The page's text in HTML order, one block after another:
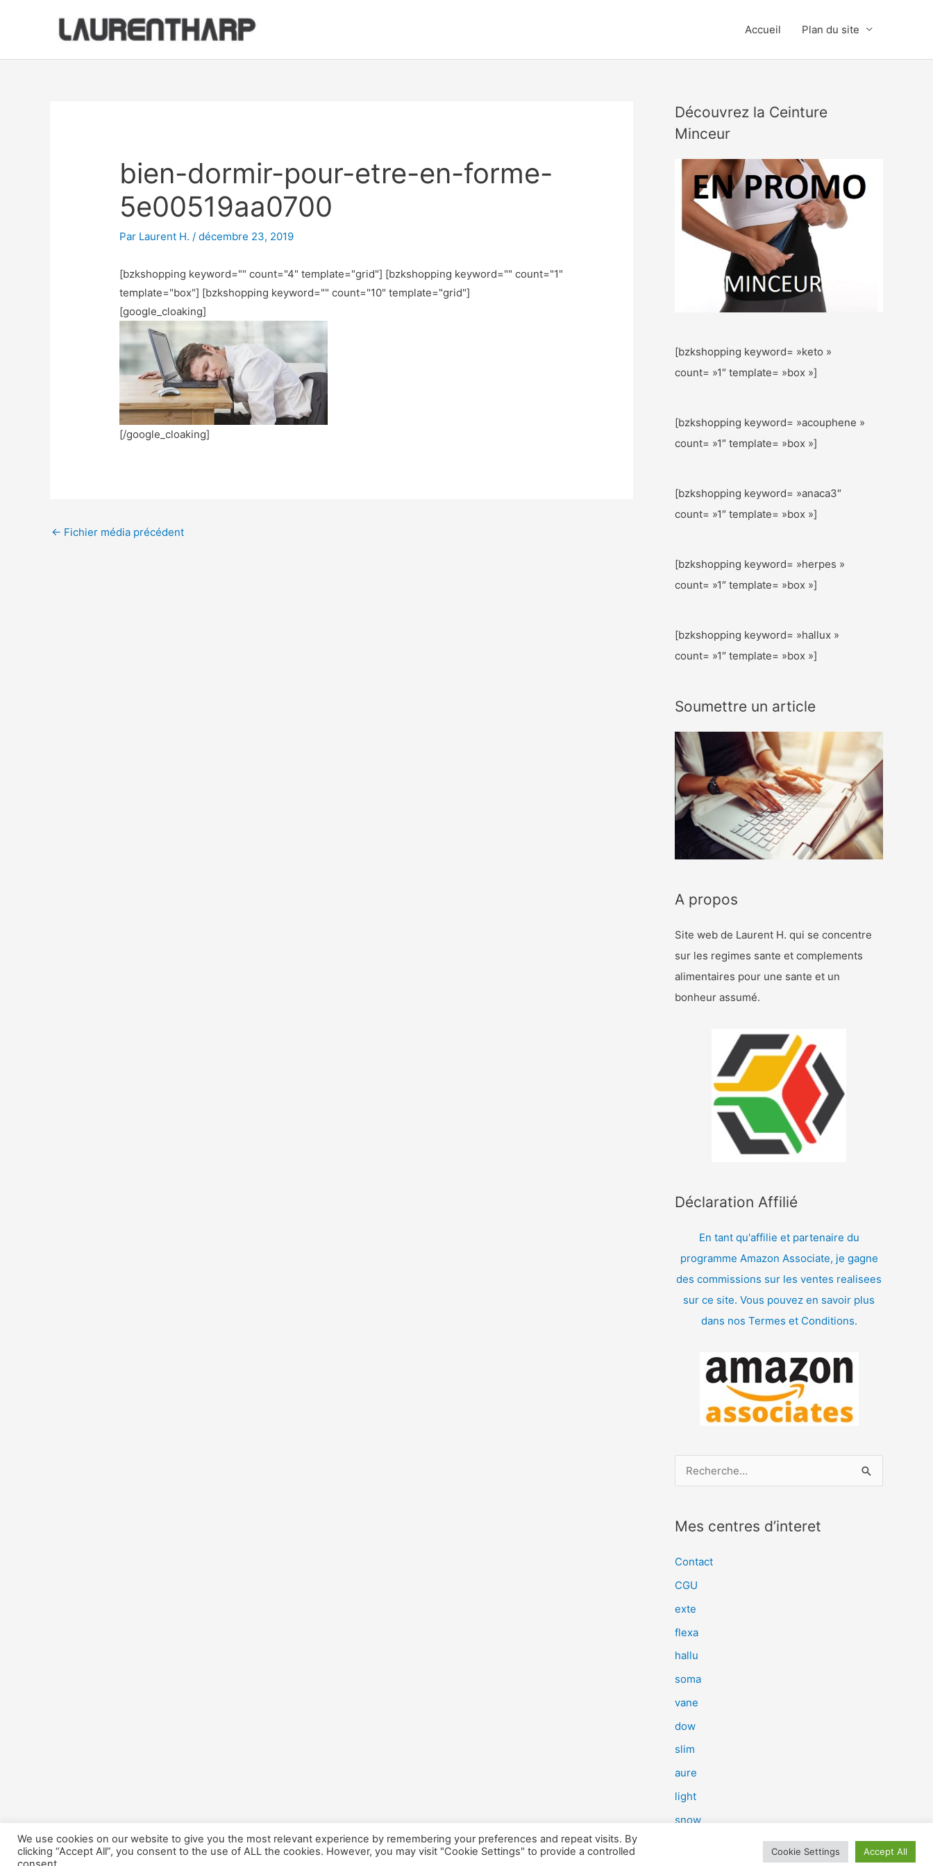
Accueil Plan du site
bien-dormir-pour-etre-en-forme-
5e00519aa0700
Par Laurent H./décembre 23, 2019
[bzkshopping keyword="" count="4" template="grid"] [bzkshopping keyword="" count="1"
template="box"] [bzkshopping keyword="" count="10" template="grid"]
[google_cloaking]
[/google_cloaking]
← Fichier média précédent
Découvrez la Ceinture
Minceur
[bzkshopping keyword= »keto »
count= »1″ template= »box »]
[bzkshopping keyword= »acouphene »
count= »1″ template= »box »]
[bzkshopping keyword= »anaca3″
count= »1″ template= »box »]
[bzkshopping keyword= »herpes »
count= »1″ template= »box »]
[bzkshopping keyword= »hallux »
count= »1″ template= »box »]
Soumettre un article
A propos
Site web de Laurent H. qui se concentre
sur les regimes sante et complements
alimentaires pour une sante et un
bonheur assumé.
Déclaration Affilié
En tant qu'affilie et partenaire du
programme Amazon Associate, je gagne
des commissions sur les ventes realisees
sur ce site. Vous pouvez en savoir plus
dans nos Termes et Conditions.
e
e
r
:
Mes centres d’interet
Contact
CGU
exte
flexa
hallu
soma
vane
dow
slim
aure
light
snow
We use cookies on our website to give you the most relevant experience by remembering your preferences and repeat visits. By
clicking “Accept All”, you consent to the use of ALL the cookies. However, you may visit "Cookie Settings" to provide a controlled
Cookie Settings Accept All